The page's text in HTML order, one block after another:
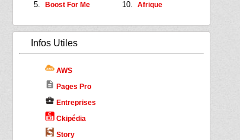
Boost For Me
Afrique
Infos Utiles
AWS
description Pages Pro
business_center Entreprises
Ckipédia
Story